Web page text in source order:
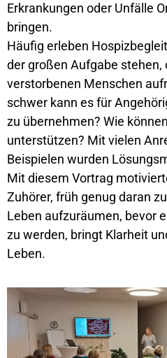
Erkrankungen oder Unfälle
bringen.
Häufig erleben
der großen Aufgabe stehen,
verstorbenen Menschen
schwer kann es für
zu übernehmen? Wie
unterstützen? Mit vielen
Beispielen wurden
Mit diesem Vortrag
Zuhörer, früh genug daran
Leben aufzuräumen, bevor
zu werden, bringt Klarheit
Leben.